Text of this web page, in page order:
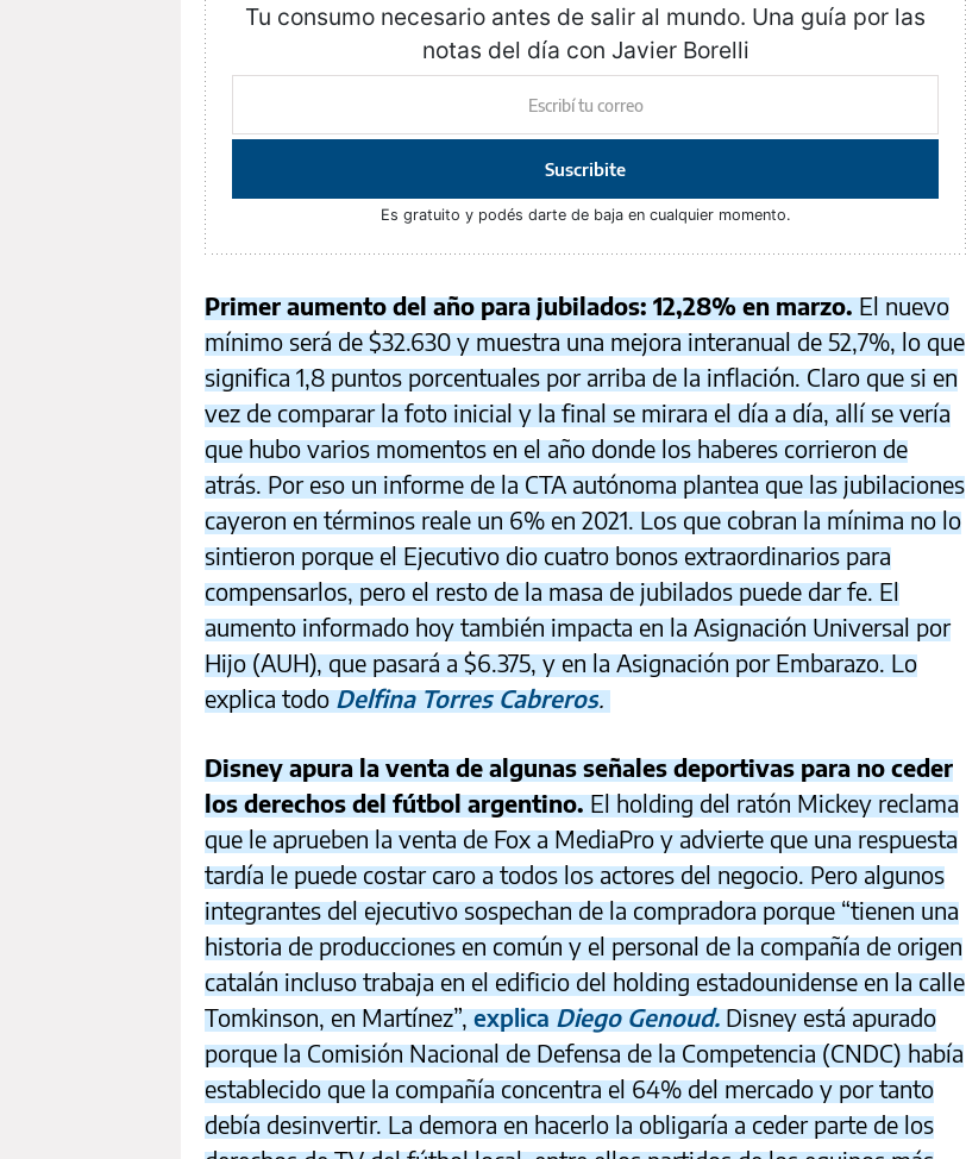
Tu consumo necesario antes de salir al mundo. Una guía por las
notas del día con Javier Borelli
Suscribite
Es gratuito y podés darte de baja en cualquier momento.
Primer aumento del año para jubilados: 12,28% en marzo.El nuevo
mínimo será de $32.630 y muestra una mejora interanual de 52,7%, lo que
significa 1,8 puntos porcentuales por arriba de la inflación. Claro que si en
vez de comparar la foto inicial y la final se mirara el día a día, allí se vería
que hubo varios momentos en el año donde los haberes corrieron de
atrás. Por eso un informe de la CTA autónoma plantea que las jubilaciones
cayeron en términos reale un 6% en 2021. Los que cobran la mínima no lo
sintieron porque el Ejecutivo dio cuatro bonos extraordinarios para
compensarlos, pero el resto de la masa de jubilados puede dar fe. El
aumento informado hoy también impacta en la Asignación Universal por
Hijo (AUH), que pasará a $6.375, y en la Asignación por Embarazo. Lo
explica todo Delfina Torres Cabreros.
Disney apura la venta de algunas señales deportivas para no ceder
los derechos del fútbol argentino.El holding del ratón Mickey reclama
que le aprueben la venta de Fox a MediaPro y advierte que una respuesta
tardía le puede costar caro a todos los actores del negocio. Pero algunos
integrantes del ejecutivo sospechan de la compradora porque “tienen una
historia de producciones en común y el personal de la compañía de origen
catalán incluso trabaja en el edificio del holding estadounidense en la calle
Tomkinson, en Martínez”,explicaDiego Genoud.Disney está apurado
porque la Comisión Nacional de Defensa de la Competencia (CNDC) había
establecido que la compañía concentra el 64% del mercado y por tanto
debía desinvertir. La demora en hacerlo la obligaría a ceder parte de los